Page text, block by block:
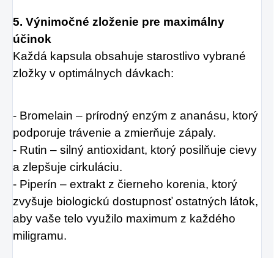
5. Výnimočné zloženie pre maximálny
účinok
Každá kapsula obsahuje starostlivo vybrané
zložky v optimálnych dávkach:
- Bromelain – prírodný enzým z ananásu, ktorý
podporuje trávenie a zmierňuje zápaly.
- Rutin – silný antioxidant, ktorý posilňuje cievy
a zlepšuje cirkuláciu.
- Piperín – extrakt z čierneho korenia, ktorý
zvyšuje biologickú dostupnosť ostatných látok,
aby vaše telo využilo maximum z každého
miligramu.